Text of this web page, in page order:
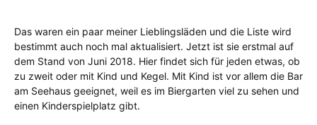
Das waren ein paar meiner Lieblingsläden und die Liste wird
bestimmt auch noch mal aktualisiert. Jetzt ist sie erstmal auf
dem Stand von Juni 2018. Hier findet sich für jeden etwas, ob
zu zweit oder mit Kind und Kegel. Mit Kind ist vor allem die Bar
am Seehaus geeignet, weil es im Biergarten viel zu sehen und
einen Kinderspielplatz gibt.